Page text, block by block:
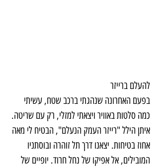
להעלם ברייזר
בפעם האחרונה שנהגתי ברכב שטח, עשיתי
כמה סלטות באוויר ויצאתי למזלי, רק עם שריטה.
איתן הילל "רייזר העמק הנעלם", הבטיח לי מאה
אחוז בטיחות. יצאנו דרך תל זוהרה ובוסתניו
המובילים, אל אפיקו של נחל חרוד. יופיים של